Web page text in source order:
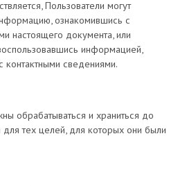
Пользователи могут
ознакомившись с
настоящего документа, или
информацией,
контактными сведениями.
обрабатываться и храниться до
для тех целей, для которых они были